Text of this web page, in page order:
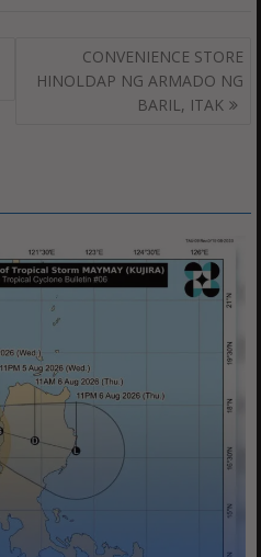
CONVENIENCE STORE
HINOLDAP NG ARMADO NG
BARIL, ITAK